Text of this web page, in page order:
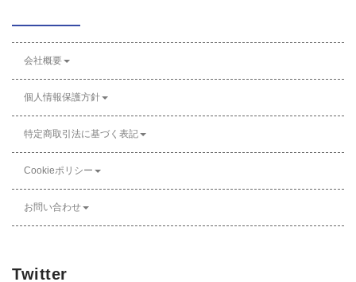
会社概要
個人情報保護方針
特定商取引法に基づく表記
Cookieポリシー
お問い合わせ
Twitter